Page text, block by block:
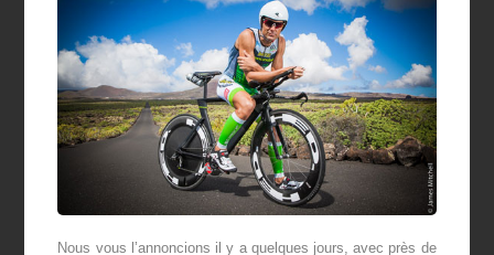
Nous vous l’annoncions il y a quelques jours, avec près de